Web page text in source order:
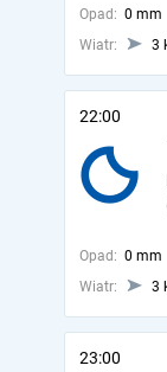
Opad: 0 mm
Wiatr:
3
22:00
Opad: 0 mm
Wiatr:
3
23:00